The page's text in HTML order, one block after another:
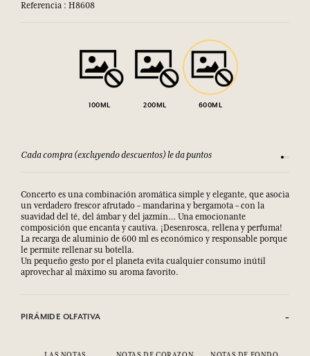
Referencia : H8608
100ML 200ML 600ML
Cada compra (excluyendo descuentos) le da puntos
Concerto es una combinación aromática simple y elegante, que asocia
un verdadero frescor afrutado – mandarina y bergamota – con la
suavidad del té, del ámbar y del jazmín… Una emocionante
composición que encanta y cautiva. ¡Desenrosca, rellena y perfuma!
La recarga de aluminio de 600 ml es económico y responsable porque
le permite rellenar su botella.
Un pequeño gesto por el planeta evita cualquier consumo inútil
aprovechar al máximo su aroma favorito.
PIRÁMIDE OLFATIVA